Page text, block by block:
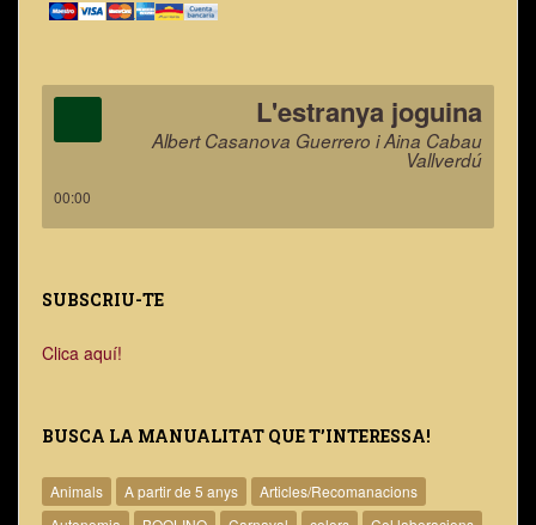
L'estranya joguina
Albert Casanova Guerrero i Aina Cabau
Vallverdú
00:00
SUBSCRIU-TE
Clica aquí!
BUSCA LA MANUALITAT QUE T’INTERESSA!
Animals A partir de 5 anys
Articles/Recomanacions